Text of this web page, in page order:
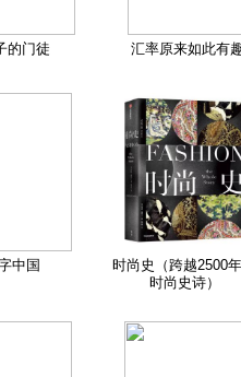
的门徒 汇率原来如此有
中国
时尚史（跨越2500
时尚史诗）